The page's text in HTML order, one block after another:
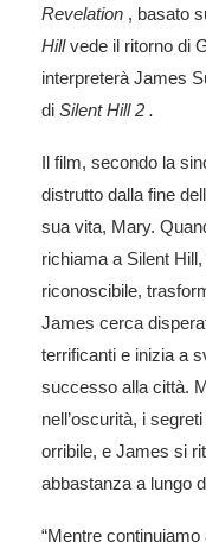
Revelation , basato
Hillvede il ritorno di
interpreterà James
di Silent Hill 2 .
Il film, secondo la
distrutto dalla fine
sua vita, Mary.
richiama a Silent
riconoscibile,
James cerca
terrificanti e inizia a
successo alla città.
nell’oscurità, i
orribile, e James si
abbastanza a lungo
“Mentre